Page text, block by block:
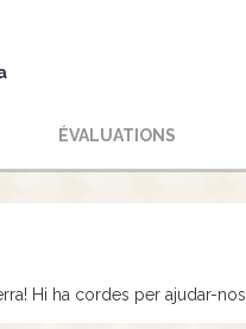
ÉVALUATIONS
Hi ha cordes per ajudar-nos.